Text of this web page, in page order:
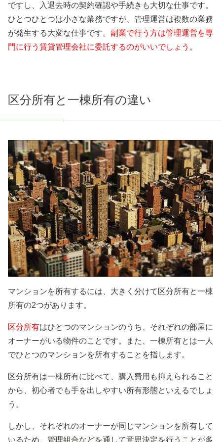
ですし、入退去時の契約確認や手続きも大切な仕事です。
ひとつひとつは小さな業務ですが、管理運営は複数の業務
が発生する大変な仕事です。 副業で行う方は管理運営を専
門に行う賃貸管理会社に委託するのがいいでしょう。
区分所有と一棟所有の違い
マンションを所有するには、大きく分けて区分所有と一棟
所有の2つがあります。
区分所有はひとつのマンションのうち、それぞれの部屋に
オーナーがいる物件のことです。また、一棟所有とは一人
でひとつのマンションを所有することを指します。
区分所有は一棟所有に比べて、購入費用も抑えられること
から、初心者でも手を出しやすい所有形態といえるでしょ
う。
しかし、それぞれのオーナーが同じマンションを所有して
いるため、 管理組合などを通して意思決定を行うことが多